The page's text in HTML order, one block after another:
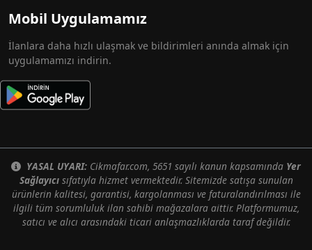
Mobil Uygulamamız
İlanlara daha hızlı ulaşmak ve bildirimleri anında almak için
uygulamamızı indirin.
YASAL UYARI: Cikmafar.com, 5651 sayılı kanun kapsamında Yer
Sağlayıcısıfatıyla hizmet vermektedir. Sitemizde satışa sunulan
ürünlerin kalitesi, garantisi, kargolanması ve faturalandırılması ile
ilgili tüm sorumluluk ilan sahibi mağazalara aittir. Platformumuz,
satıcı ve alıcı arasındaki ticari anlaşmazlıklarda taraf değildir.